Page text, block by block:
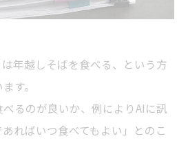
年越しそばを食べる、という方
す。
るのが良いか、例によりAIに訊
ればいつ食べてもよい」とのこ